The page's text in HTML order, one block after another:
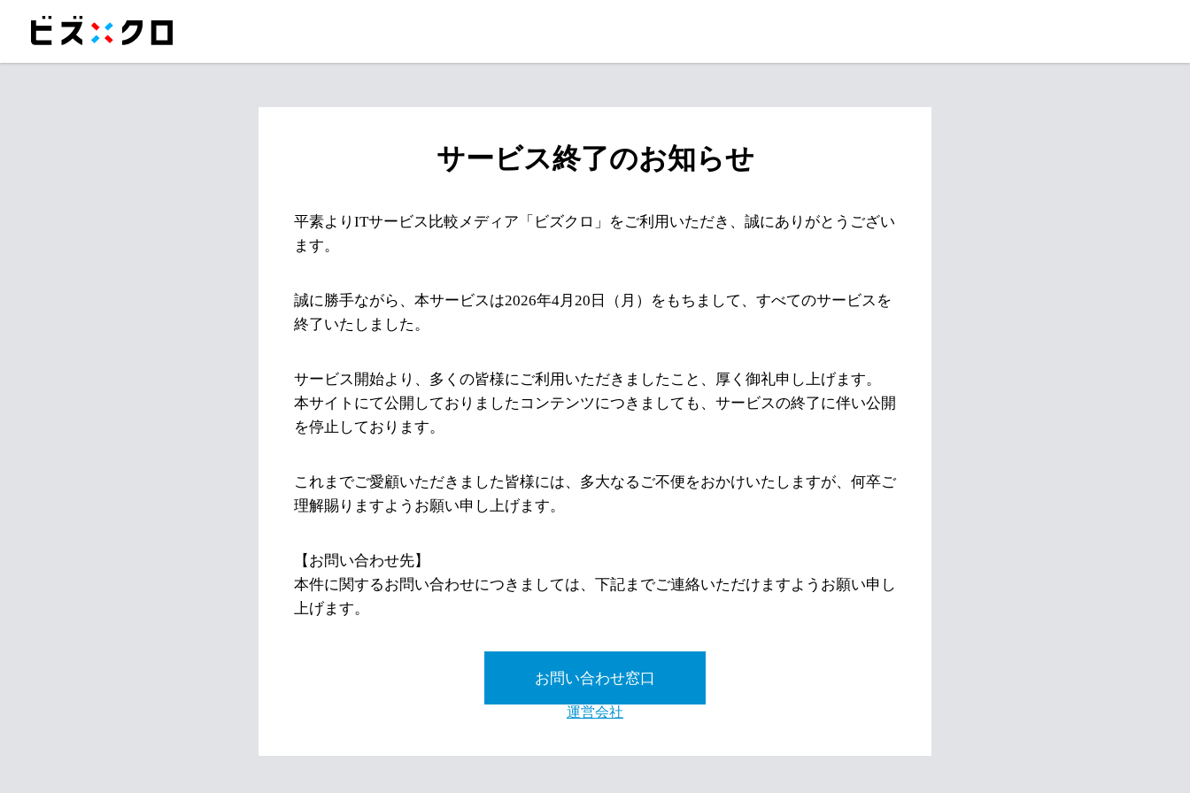
サービス終了のお知らせ
平素よりITサービス比較メディア「ビズクロ」をご利用いただき、誠にありがとうござい
ます。
誠に勝手ながら、本サービスは2026年4月20日（月）をもちまして、すべてのサービスを
終了いたしました。
サービス開始より、多くの皆様にご利用いただきましたこと、厚く御礼申し上げます。
本サイトにて公開しておりましたコンテンツにつきましても、サービスの終了に伴い公開
を停止しております。
これまでご愛顧いただきました皆様には、多大なるご不便をおかけいたしますが、何卒ご
理解賜りますようお願い申し上げます。
【お問い合わせ先】
本件に関するお問い合わせにつきましては、下記までご連絡いただけますようお願い申し
上げます。
お問い合わせ窓口
運営会社